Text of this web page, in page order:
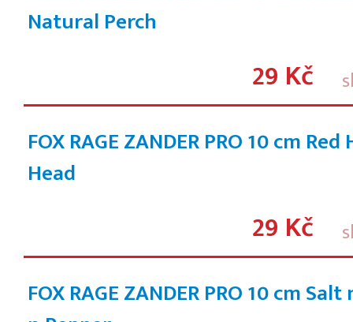
Natural Perch
29 Kč
FOX RAGE ZANDER PRO 10 cm Red
Head
29 Kč
FOX RAGE ZANDER PRO 10 cm